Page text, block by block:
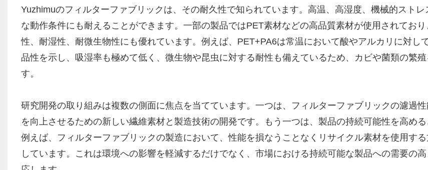
Yuzhimuのフィルターファブリックは、その耐久性で知られています。高温、高湿度、機械的ストレ
な動作条件にも耐えることができます。一部の製品ではPET素材などの高品質素材が使用されており
性、耐湿性、耐微生物性にも優れています。例えば、PET+PA6は常温において酸やアルカリに対し
品性を示し、吸湿率も極めて低く、微生物や昆虫に対する耐性も備えているため、カビや菌類の繁殖
す。
研究開発の取り組みは複数の側面に焦点を当てています。一つは、フィルターファブリックの濾過
を向上させるための新しい繊維素材と製造技術の開発です。もう一つは、製品の持続可能性を高める
例えば、フィルターファブリックの製造において、性能を損なうことなくリサイクル素材を使用す
しています。これは環境への影響を軽減するだけでなく、市場における持続可能な製品への需要の